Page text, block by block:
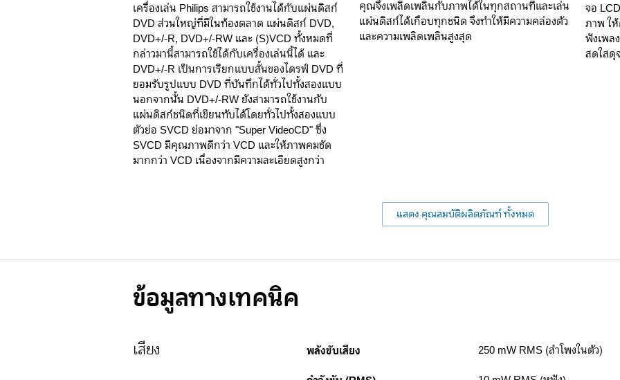
เครื่องเล่น Philips สามารถใช้งานได้กับแผ่นดิสก์
DVD ส่วนใหญ่ที่มีในท้องตลาด แผ่นดิสก์ DVD,
DVD+/-R, DVD+/-RW และ (S)VCD ทั้งหมดที่
กล่าวมานี้สามารถใช้ได้กับเครื่องเล่นนี้ได้ และ
DVD+/-R เป็นการเรียกแบบสั้นของไดรฟ์ DVD ที่
ยอมรับรูปแบบ DVD ที่บันทึกได้ทั่วไปทั้งสองแบบ
นอกจากนั้น DVD+/-RW ยังสามารถใช้งานกับ
แผ่นดิสก์ชนิดที่เขียนทับได้โดยทั่วไปทั้งสองแบบ
ตัวย่อ SVCD ย่อมาจาก "Super VideoCD" ซึ่ง
SVCD มีคุณภาพดีกว่า VCD และให้ภาพคมชัด
มากกว่า VCD เนื่องจากมีความละเอียดสูงกว่า
คุณจึงเพลิดเพลินกับภาพได้ในทุกสถานที่และเล่น
แผ่นดิสก์ได้เกือบทุกชนิด จึงทำให้มีความคล่องตัว
และความเพลิดเพลินสูงสุด
จอ
ภาพ ใ
ฟังเพล
สดใส
แสดง คุณสมบัติผลิตภัณฑ์ ทั้งหมด
ข้อมูลทางเทคนิค
เสียง พลังขับเสียง 250 mW RMS (ลำโพงในตัว)